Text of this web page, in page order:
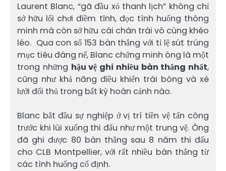
Laurent Blanc, “gã đầu xỏ thanh lịch” không chỉ
sở hữu lối chơi điềm tĩnh, đọc tình huống thông
minh mà còn sở hữu cái chân trái vô cùng khéo
léo. Qua con số 153 bàn thắng với tỉ lệ sút trúng
mục tiêu đáng nể, Blanc chứng minh ông là một
trong những hậu vệ ghi nhiều bàn thắng nhất,
cũng như khả năng điều khiển trái bóng và xé
lưới đối thủ trong bất kỳ hoàn cảnh nào.
Blanc bắt đầu sự nghiệp ở vị trí tiền vệ tấn công
trước khi lùi xuống thi đấu như một trung vệ. Ông
đã ghi được 80 bàn thắng sau 8 năm thi đấu
cho CLB Montpellier, với rất nhiều bàn thắng từ
các tình huống cố định.